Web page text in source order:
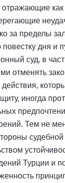
как
за пределы
повестку дня и
суд, в
отменять
действия,
иногда
Тем не
судебной
Турции и